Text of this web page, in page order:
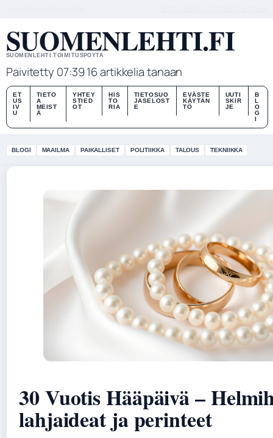
SUOMENLEHTI.FI
SUOMENLEHTI TOIMITUSPOYTA
Paivitetty 07:3916 artikkelia tanaan
ET
US
IV
U
TIETO
A
MEIST
Ä
YHTEY
STIED
OT
HIS
TO
RIA
TIETOSUO
JASELOST
E
EVÄSTE
KÄYTÄN
TÖ
UUTI
SKIR
JE
B
L
O
G
I
BLOGI MAAILMA PAIKALLISET POLITIIKKA TALOUS TEKNIIKKA
30 Vuotis Hääpäivä –
lahjaideat ja perinteet